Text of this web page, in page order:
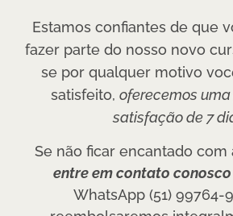
Estamos confiantes de que
fazer parte do nosso novo
se por qualquer motivo
satisfeito, oferecemos
satisfação de 7
Se não ficar encantado com
entre em contato conosco
WhatsApp (51) 99764-